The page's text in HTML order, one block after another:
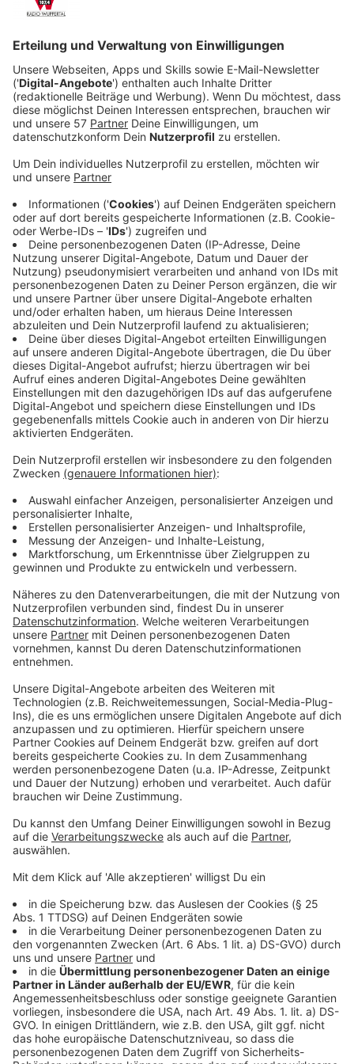
Veröffentlicht:
Farin Urlaub, Bela B und Rod Gonzalez veröffentlichen
2020 en neues Album. Und nach achtjähriger Pause
Deutschland-Tournee gehen. Die Tickets waren
Anzeige
Die ersten Konzerte finden zwar erst im November
statt, doch wer weiß schon angesichts der derzeitigen
Coronavirus-Lage, ob und wann geplante Termine,
Veranstaltungen und Konzerte gestartet werden
dürfen.
Anzeige
Und weil wir uns gerade in dieser Corona-Pandemie
befinden, haben Die Ärzte unvermittelt einen Song
veröffentlicht. Produziert in ihrer selbst gewählten
Quarantäne. Er heißt: "Ein Lied für Jetzt". Es sei ein
Lied für drinnen.Die Ärzte singen über das
Zuhausebleiben an sich, das Klopapier-Drama und
vieles mehr. Hier könnt ihr euch den Song in voller
Länge im Video anschauen.
Anzeige
Wir benötigen Ihre
Zustimmung, um den YouTube
Video-Service zu laden!
Wir verwenden einen Service eines
Drittanbieters, um Videoinhalte
einzubetten. Dieser Service kann
sammeln. Bitte lesen Sie die
Video anzusehen.
Mehr Informationen
Akzeptieren
powered byUsercentrics Consent
Management Platform
Die Ärzte mit ihrem Song für die Corona-Zeit: "Ein Lied
für Jetzt"
Anzeige